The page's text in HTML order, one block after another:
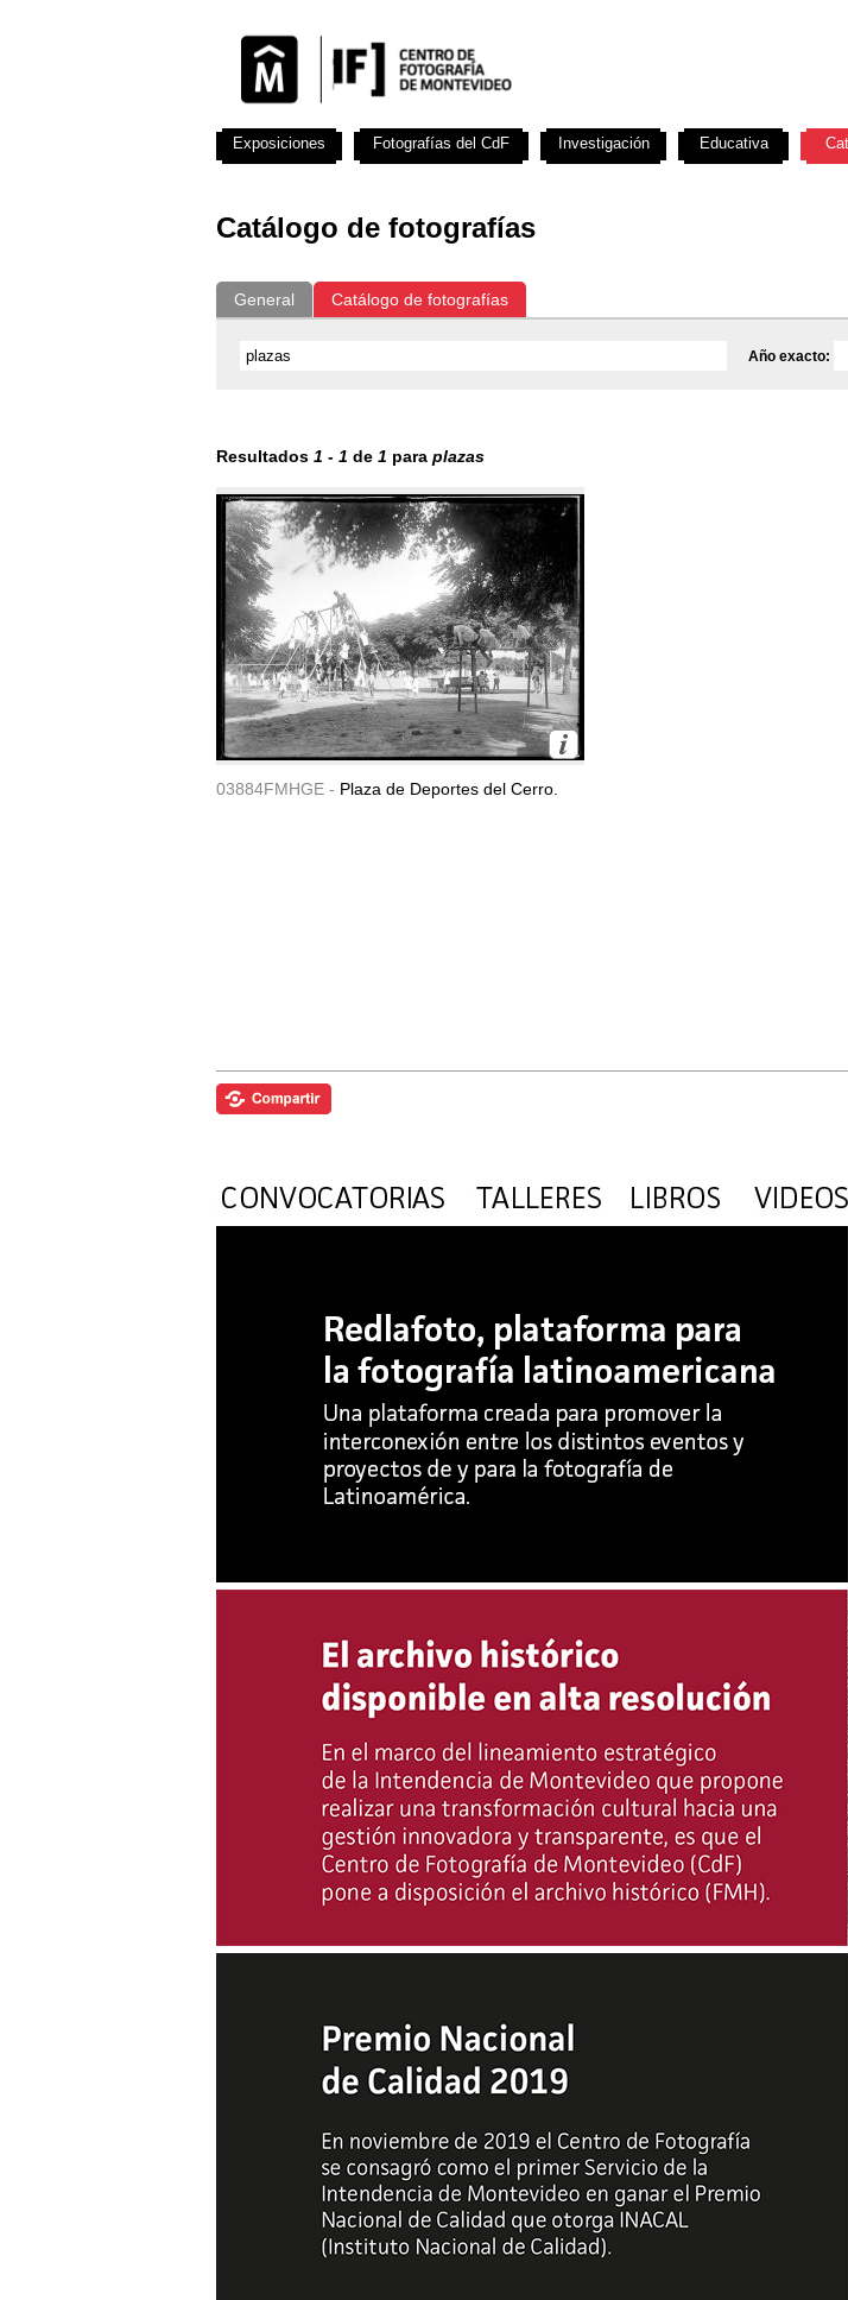
Catálogo de fotografías
General Catálogo de fotografías
Año exacto:
Resultados 1 - 1 de 1 para plazas
03884FMHGE - Plaza de Deportes del Cerro.
Exposiciones Fotografías del CdF Investigación Educativa